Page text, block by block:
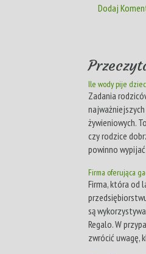
Dodaj
Ile wody pije
Zadania
żywieniowych.
czy rodzice
powinno
Firma oferująca
Firma, która od
są
Regalo. W
zwrócić uwagę,